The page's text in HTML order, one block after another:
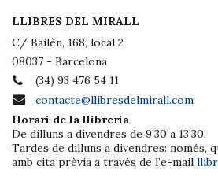
LLIBRES DEL MIRALL
C/ Bailèn, 168, local 2
08037 - Barcelona
(34) 93 476 54 11
contacte@llibresdelmirall.com
Horari de la llibreria
De dilluns a divendres de 9’30 a 13’30.
Tardes de dilluns a divendres: només,
amb cita prèvia a través de l’e-mail